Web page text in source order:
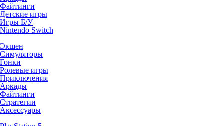
Файтинги
Детские игры
Игры Б/У
Nintendo Switch
Экшен
Симуляторы
Гонки
Ролевые игры
Приключения
Аркады
Файтинги
Стратегии
Аксессуары